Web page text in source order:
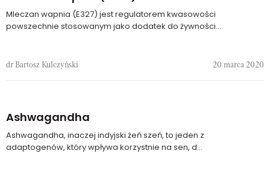
Mleczan wapnia (E327) jest regulatorem kwasowości
powszechnie stosowanym jako dodatek do żywności...
dr Bartosz Kulczyński 20 marca 2020
Ashwagandha
Ashwagandha, inaczej indyjski żeń szeń, to jeden z
adaptogenów, który wpływa korzystnie na sen, d...